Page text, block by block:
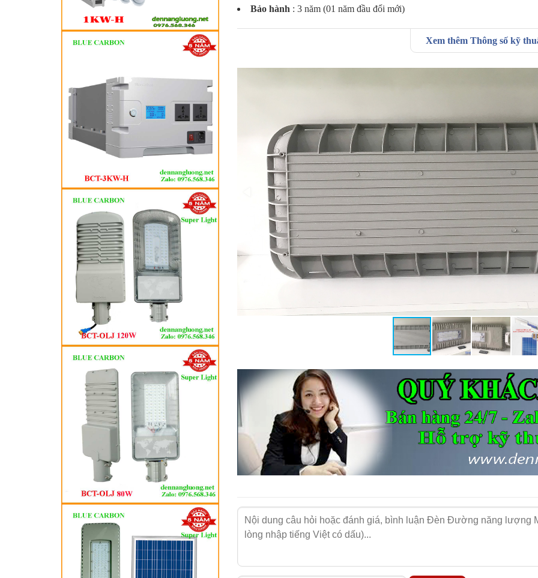
BLUE CARBON BCT-FL 300Wvới tấm pin năng lượng mặt trời khả
thành điện năng sạc nhanh đây cho khối pin Lithium khổng lồ nằm trong
Bảo hành : 3 năm (01 năm đầu đổi mới)
Xem thêm Thông số kỹ